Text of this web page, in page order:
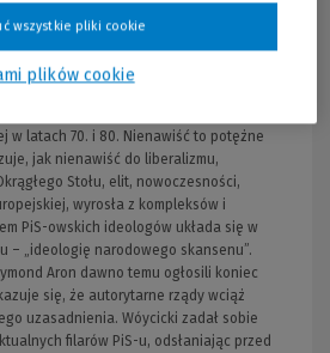
liberalnej myśli politycznej, to jednak
które ułatwiły Kaczyńskiemu
w latach 70. i 80. Nienawiść to potężne
jak nienawiść do liberalizmu,
Stołu, elit, nowoczesności,
wyrosła z kompleksów i
PiS-owskich ideologów układa się w
– „ideologię narodowego skansenu”.
Aron dawno temu ogłosili koniec
się, że autorytarne rządy wciąż
uzasadnienia. Wóycicki zadał sobie
filarów PiS-u, odsłaniając przed
plików cookie
wszystkie pliki cookie